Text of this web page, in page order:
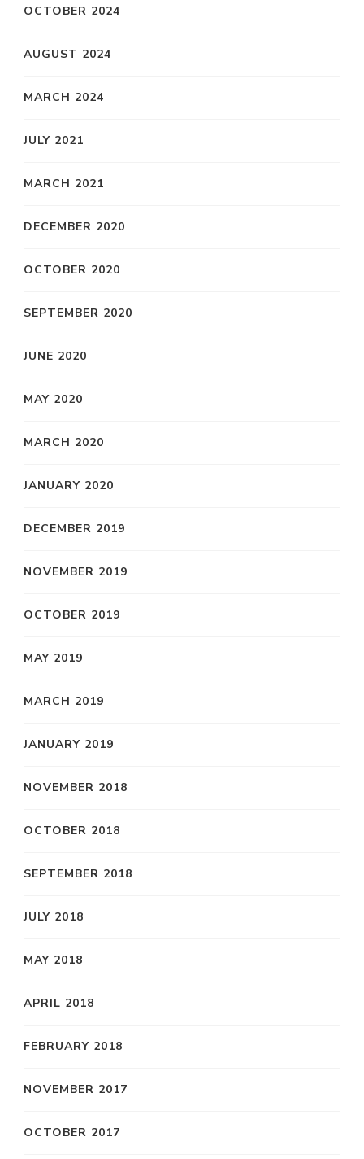
OCTOBER 2024
AUGUST 2024
MARCH 2024
JULY 2021
MARCH 2021
DECEMBER 2020
OCTOBER 2020
SEPTEMBER 2020
JUNE 2020
MAY 2020
MARCH 2020
JANUARY 2020
DECEMBER 2019
NOVEMBER 2019
OCTOBER 2019
MAY 2019
MARCH 2019
JANUARY 2019
NOVEMBER 2018
OCTOBER 2018
SEPTEMBER 2018
JULY 2018
MAY 2018
APRIL 2018
FEBRUARY 2018
NOVEMBER 2017
OCTOBER 2017